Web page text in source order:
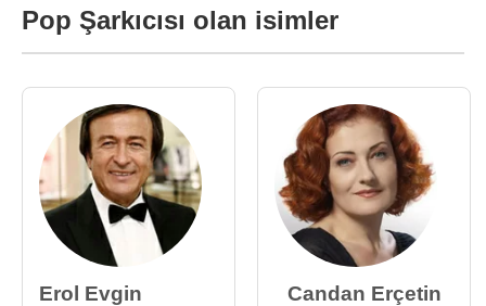
Pop Şarkıcısı olan isimler
Erol Evgin Candan Erçetin